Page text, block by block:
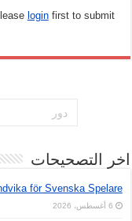
loginfirst to submit.
اخر التصحيحات
för Svenska Spelare
6 أغسطس، 2026